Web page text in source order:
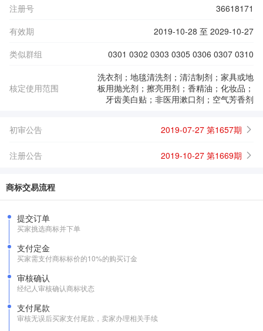
注册号
36618171
有效期
2019-10-28 至 2029-10-27
类似群组
0301 0302 0303 0305 0306 0307 0310
核定使用范围
洗衣剂；地毯清洗剂；清洁制剂；家具或地
板用抛光剂；擦亮用剂；香精油；化妆品；
牙齿美白贴；非医用漱口剂；空气芳香剂
初审公告 2019-07-27 第1657期
注册公告 2019-10-27 第1669期
商标交易流程
提交订单
买家挑选商标并下单
支付定金
买家需支付商标标价的10%的购买订金
审核确认
经纪人审核确认商标状态
支付尾款
审核无误后买家支付尾款，卖家办理相关手续